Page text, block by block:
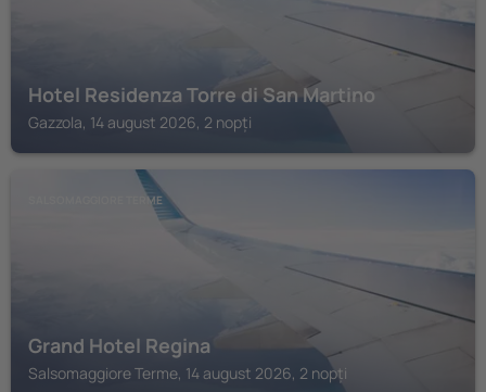
Hotel Residenza Torre di San Martino
Gazzola, 14 august 2026, 2 nopți
SALSOMAGGIORE TERME
Grand Hotel Regina
Salsomaggiore Terme, 14 august 2026, 2 nopți